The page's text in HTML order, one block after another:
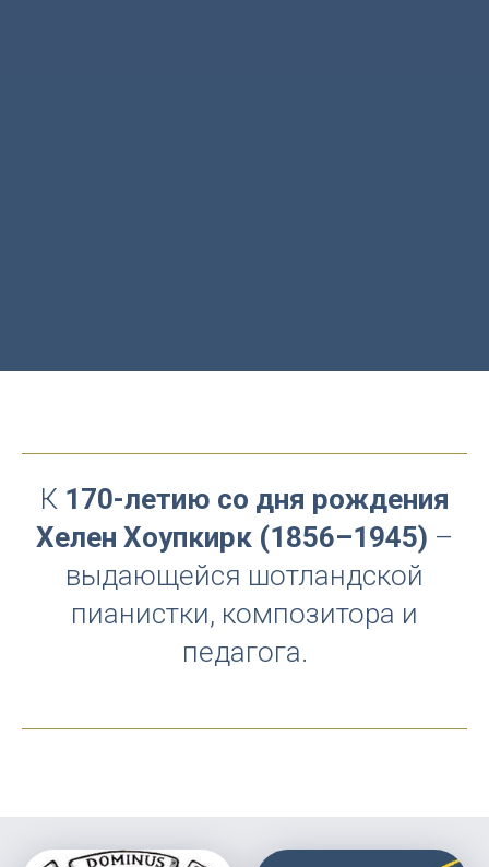
К 170-летию со дня рождения
Хелен Хоупкирк (1856–1945) –
выдающейся шотландской
пианистки, композитора и
педагога.